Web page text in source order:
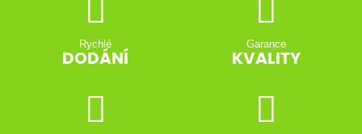
Rychlé
DODÁNÍ
Garance
KVALITY